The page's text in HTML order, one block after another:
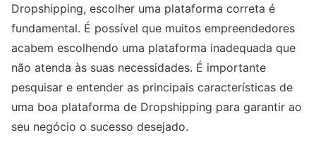
Dropshipping, escolher uma plataforma correta é
fundamental. É possível que muitos empreendedores
acabem escolhendo uma plataforma inadequada que
não atenda às suas necessidades. É importante
pesquisar e entender as principais características de
uma boa plataforma de Dropshipping para garantir ao
seu negócio o sucesso desejado.